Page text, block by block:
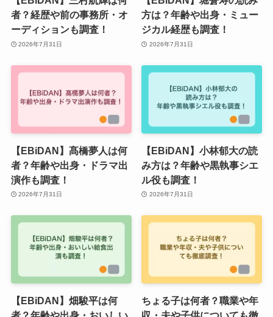
者？経歴や前の事務所・オ
ーディションも調査！
2026年7月31日
方は？年齢や出身・ミュー
ジカル経歴も調査！
2026年7月31日
【EBiDAN】髙橋夢人は何
者？年齢や出身・ドラマ出
演作も調査！
2026年7月31日
【EBiDAN】小林郁大の読
み方は？年齢や黒執事シエ
ル役も調査！
2026年7月31日
【EBiDAN】畑駿平は何
ちょる子は何者？職業や年